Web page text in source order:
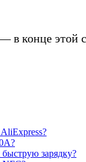
в конце этой
зарядку?